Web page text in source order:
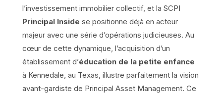
l’investissement immobilier collectif, et la SCPI
Principal Inside se positionne déjà en acteur
majeur avec une série d’opérations judicieuses. Au
cœur de cette dynamique, l’acquisition d’un
établissement d’éducation de la petite enfance
à Kennedale, au Texas, illustre parfaitement la vision
avant-gardiste de Principal Asset Management. Ce